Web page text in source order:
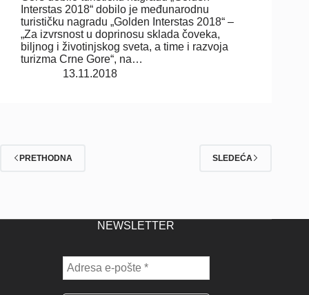
Interstas 2018“ dobilo je međunarodnu
turističku nagradu „Golden Interstas 2018“ –
„Za izvrsnost u doprinosu sklada čoveka,
biljnog i životinjskog sveta, a time i razvoja
turizma Crne Gore“, na…
13.11.2018
PRETHODNA SLEDEĆA
NEWSLETTER